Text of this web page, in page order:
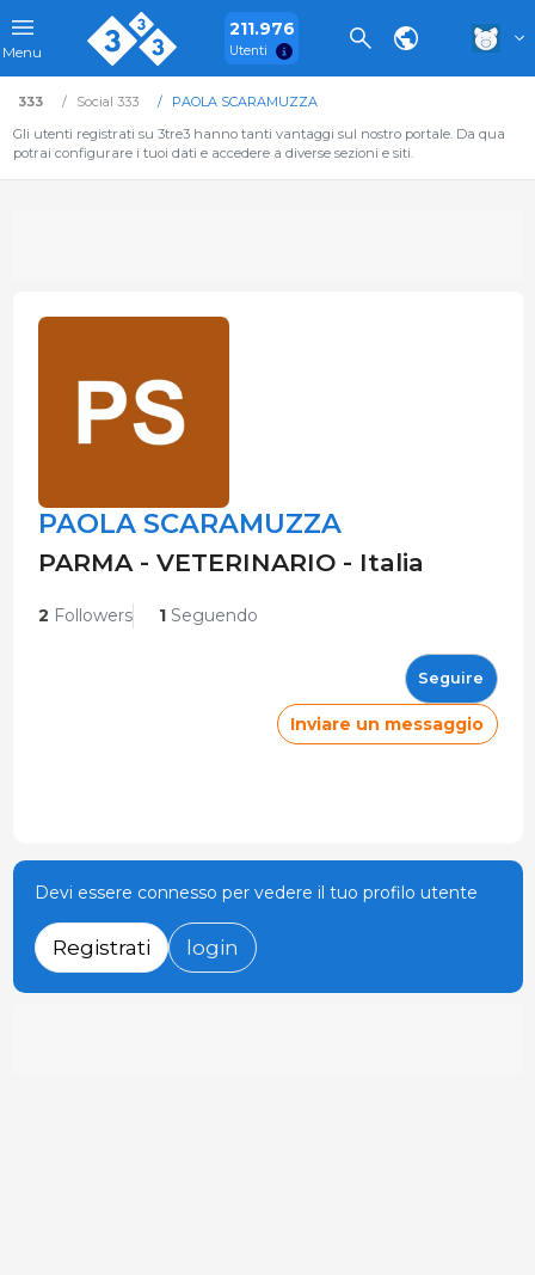
Menu
211.976
Utenti
333 Social 333
PAOLA SCARAMUZZA
Gli utenti registrati su 3tre3 hanno tanti vantaggi sul nostro portale. Da qua
potrai configurare i tuoi dati e accedere a diverse sezioni e siti.
PAOLA SCARAMUZZA
PARMA - VETERINARIO - Italia
2 Followers 1Seguendo
Seguire
Inviare un messaggio
Devi essere connesso per vedere il tuo profilo utente
Registrati login